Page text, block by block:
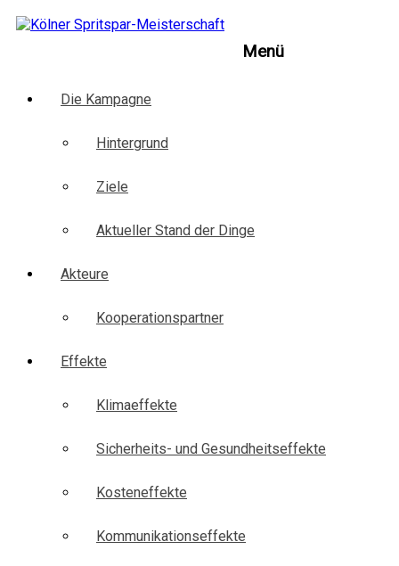
Zum
Inhalt
Meisterschaft
Nachhaltiger
Menü
Die Kampagne
Hintergrund
Ziele
Aktueller Stand der Dinge
Akteure
Kooperationspartner
Effekte
Klimaeffekte
Sicherheits- und Gesundheitseffekte
Kosteneffekte
Kommunikationseffekte